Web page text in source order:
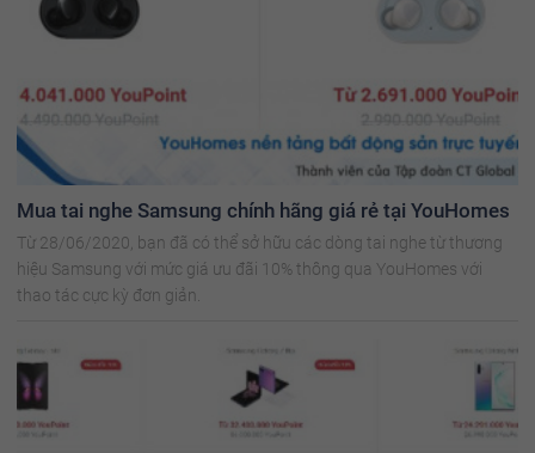
Mua tai nghe Samsung chính hãng giá rẻ tại YouHomes
Từ 28/06/2020, bạn đã có thể sở hữu các dòng tai nghe từ thương
hiệu Samsung với mức giá ưu đãi 10% thông qua YouHomes với
thao tác cực kỳ đơn giản.